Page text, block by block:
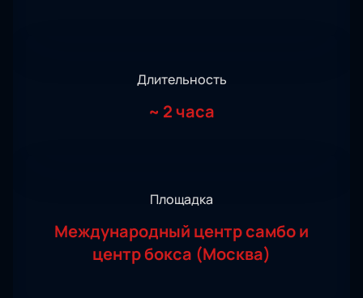
Длительность
~ 2 часа
Площадка
Международный центр самбо и
центр бокса (Москва)